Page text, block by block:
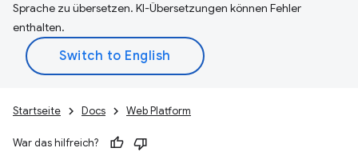
Sprache zu übersetzen. KI-Übersetzungen können Fehler
enthalten.
Startseite Docs Web Platform
War das hilfreich?